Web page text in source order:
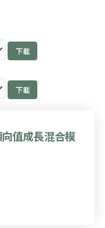
值成長混合模